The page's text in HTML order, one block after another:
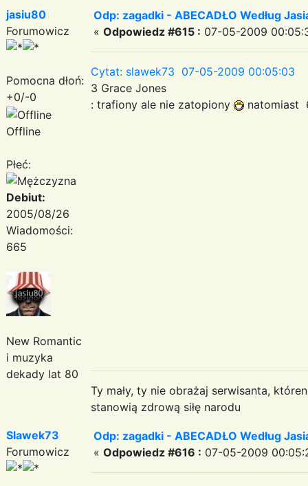
jasiu80
Forumowicz
Pomocna dłoń:
+0/-0
Offline
Płeć:
Debiut:
2005/08/26
Wiadomości:
665
New Romantic
i muzyka
dekady lat 80
Odp: zagadki - ABECADŁO Według
« Odpowiedz #615 : 07-05-2009
Cytat: slawek73 07-05-2009 00:05:03
3 Grace Jones
: trafiony ale nie zatopiony
natomiast
Ty mały, ty nie obrażaj serwisanta,
stanowią zdrową siłę narodu
Slawek73
Forumowicz
Odp: zagadki - ABECADŁO Według
« Odpowiedz #616 : 07-05-2009